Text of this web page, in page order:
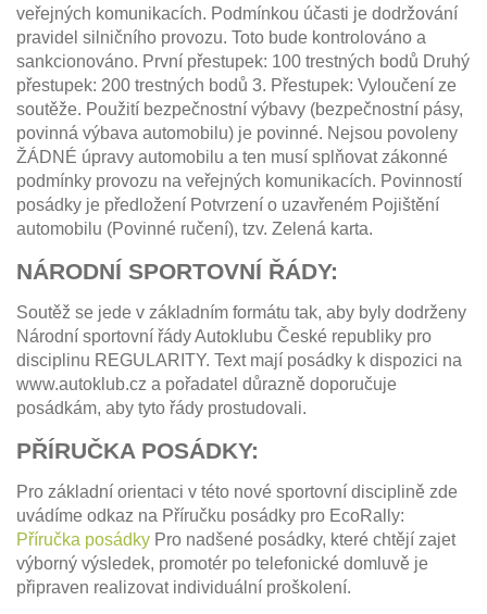
veřejných komunikacích. Podmínkou účasti je dodržování
pravidel silničního provozu. Toto bude kontrolováno a
sankcionováno. První přestupek: 100 trestných bodů Druhý
přestupek: 200 trestných bodů 3. Přestupek: Vyloučení ze
soutěže. Použití bezpečnostní výbavy (bezpečnostní pásy,
povinná výbava automobilu) je povinné. Nejsou povoleny
ŽÁDNÉ úpravy automobilu a ten musí splňovat zákonné
podmínky provozu na veřejných komunikacích. Povinností
posádky je předložení Potvrzení o uzavřeném Pojištění
automobilu (Povinné ručení), tzv. Zelená karta.
NÁRODNÍ SPORTOVNÍ ŘÁDY:
Soutěž se jede v základním formátu tak, aby byly dodrženy
Národní sportovní řády Autoklubu České republiky pro
disciplinu REGULARITY. Text mají posádky k dispozici na
www.autoklub.cz a pořadatel důrazně doporučuje
posádkám, aby tyto řády prostudovali.
PŘÍRUČKA POSÁDKY:
Pro základní orientaci v této nové sportovní disciplině zde
uvádíme odkaz na Příručku posádky pro EcoRally:
Příručka posádky Pro nadšené posádky, které chtějí zajet
výborný výsledek, promotér po telefonické domluvě je
připraven realizovat individuální proškolení.